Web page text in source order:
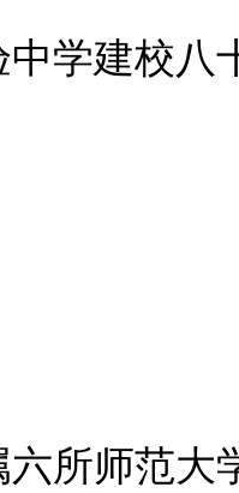
学建校八
师范大